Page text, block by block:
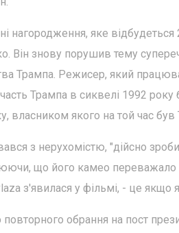
нагородження, яке відбудеться
Він знову порушив тему
Трампа. Режисер, який
Трампа в сиквелі 1992
власником якого на той час був
з нерухомістю, "дійсно
що його камео переважало
з'явилася у фільмі, - це якщо
обрання на пост